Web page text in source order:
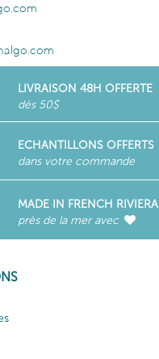
LIVRAISON 48H OFFERTE
dès 50$
ECHANTILLONS OFFERTS
dans votre commande
MADE IN FRENCH RIVIERA
près de la mer avec